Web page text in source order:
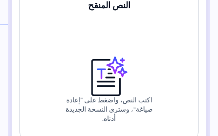
النص المنقح
اكتب النص، واضغط على ”إعادة
صياغة“، وسترى النسخة الجديدة
أدناه.